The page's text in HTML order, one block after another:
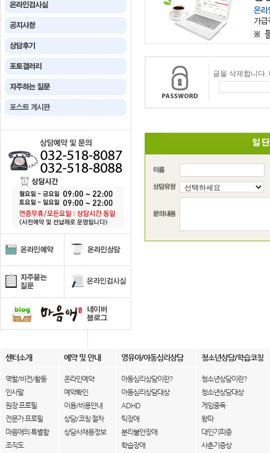
글을 삭제합니다.
센터소개 예약 및 안내 영유아/아동심리상담 청소년상담/학습코칭
역할/비전/활동
인사말
원장 프로필
전문가 프로필
마음애의 특별함
조직도
온라인예약
예약확인
이용/비용안내
상담/코칭 절차
상담사채용정보
아동심리상담이란?
아동심리상담대상
ADHD
틱장애
분리불안장애
학습장애
청소년상담이란?
청소년상담대상
게임중독
왕따
대인기피증
사춘기증상